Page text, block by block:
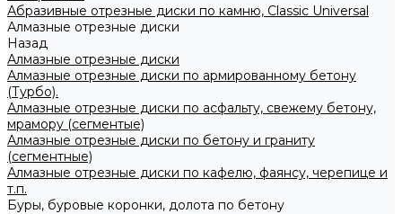
Абразивные отрезные диски по камню, Classic Universal
Алмазные отрезные диски
Назад
Алмазные отрезные диски
Алмазные отрезные диски по армированному бетону
(Турбо).
Алмазные отрезные диски по асфальту, свежему бетону,
мрамору (сегментые)
Алмазные отрезные диски по бетону и граниту
(сегментные)
Алмазные отрезные диски по кафелю, фаянсу, черепице и
т.п.
Буры, буровые коронки, долота по бетону